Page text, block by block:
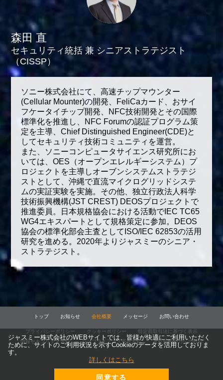
森田 直
セキュリティ統括 兼 シニアストラテジスト
（CISSP）
ソニー株式会社にて、高速チップマウンター
(Cellular Mounter)の開発、FeliCaカード、おサイ
フケータイチップ開発、NFC技術開発とその国際
標準化を推進し、NFC Forumの認証プログラム策
定を主導、Chief Distinguished Engineer(CDE)と
してセキュリティ技術コミュニティを運営。
また、ソニーコンピュータサイエンス研究所にお
いては、OES（オープンエレルギーシステム）プ
ロジェクトを主導しオーブンシステムストラテジ
ストとして、沖縄で直流マイクログリッドシステ
ムの実証実験を実施。その他、独立行政法人科学
技術振興機構(JST CREST) DEOSプロジェクトで
推進委員。日本規格協会における活動でIEC TC65
WG4エキスパートとして規格策定に参加。DEOS
協会の標準化部会主査としてISO/IEC 62853の活用
研究を進める。2020年よりジャスミーのシニア・
ストラテジスト。
トップ お知らせ 会社概要 メッセージ お問い合わせ
プライバシーポリシー クッキーポリシー
特定商取引法に基づく表示
情報セキュリティ方針
コンプライアンス基本方針 反社会的勢力への対応
ジャスミー株式会社のWEBサイトでは、皆様が快適にご利用いただく
ために、サイトのご利用状況を示すCookieのデータを活用しておりま
す。
詳しくはこちら
同意する